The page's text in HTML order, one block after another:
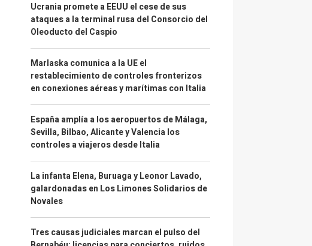
Ucrania promete a EEUU el cese de sus
ataques a la terminal rusa del Consorcio del
Oleoducto del Caspio
Marlaska comunica a la UE el
restablecimiento de controles fronterizos
en conexiones aéreas y marítimas con Italia
España amplía a los aeropuertos de Málaga,
Sevilla, Bilbao, Alicante y Valencia los
controles a viajeros desde Italia
La infanta Elena, Buruaga y Leonor Lavado,
galardonadas en Los Limones Solidarios de
Novales
Tres causas judiciales marcan el pulso del